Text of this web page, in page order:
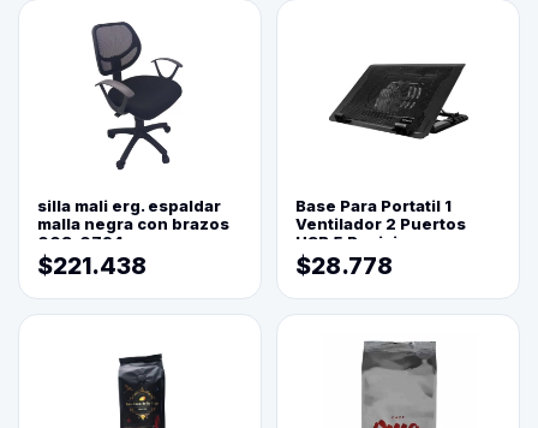
silla mali erg. espaldar
malla negra con brazos
003-0794
$221.438
Base Para Portatil 1
Ventilador 2 Puertos
USB 5 Posiciones
$28.778